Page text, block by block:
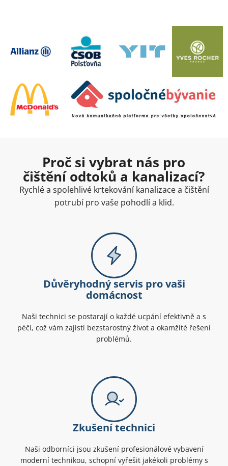
Proč si vybrat nás pro
čištění odtoků a kanalizací?
Rychlé a spolehlivé krtekování kanalizace a čištění
potrubí pro vaše pohodlí a klid.
Důvěryhodný servis pro vaši
domácnost
Naši technici se postarají o každé ucpání efektivně a s
péčí, což vám zajistí bezstarostný život a okamžité řešení
problémů.
Zkušení technici
Naši odborníci jsou zkušení profesionálové vybavení
moderní technikou, schopní vyřešit jakékoli problémy s